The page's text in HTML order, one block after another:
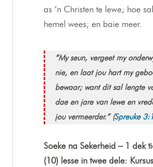
as ‘n Christen te lewe; hoe
hemel wees; en baie meer.
“My seun, vergeet my
nie, en laat jou hart my
bewaar; want dit sal lengte
dae en jare van lewe en
jou vermeerder.” (Spreuke
Soeke na Sekerheid – 1 dek
(10) lesse in twee dele: Kursus